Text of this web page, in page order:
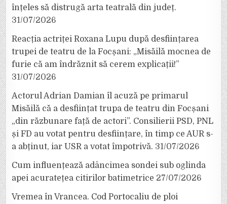
înțeles să distrugă arta teatrală din județ.
31/07/2026
Reacția actriței Roxana Lupu după desființarea
trupei de teatru de la Focșani: „Misăilă mocnea de
furie că am îndrăznit să cerem explicații!”
31/07/2026
Actorul Adrian Damian îl acuză pe primarul
Misăilă că a desființat trupa de teatru din Focșani
„din răzbunare față de actori”. Consilierii PSD, PNL
și FD au votat pentru desființare, în timp ce AUR s-
a abținut, iar USR a votat împotrivă. 31/07/2026
Cum influențează adâncimea sondei sub oglinda
apei acuratețea citirilor batimetrice 27/07/2026
Vremea în Vrancea. Cod Portocaliu de ploi